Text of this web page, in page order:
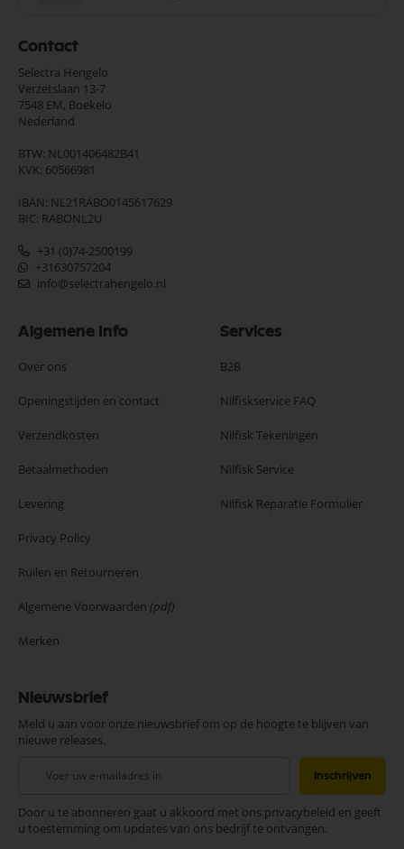
Contact
Selectra Hengelo
Verzetslaan 13-7
7548 EM, Boekelo
Nederland
BTW: NL001406482B41
KVK: 60566981
IBAN: NL21RABO0145617629
BIC: RABONL2U
+31 (0)74-2500199
+31630757204
info@selectrahengelo.nl
Algemene Info
Over ons
Openingstijden en contact
Verzendkosten
Betaalmethoden
Levering
Privacy Policy
Ruilen en Retourneren
Algemene Voorwaarden (pdf)
Merken
Services
B2B
Nilfiskservice FAQ
Nilfisk Tekeningen
Nilfisk Service
Nilfisk Reparatie Formulier
Nieuwsbrief
Meld u aan voor onze nieuwsbrief om op de hoogte te blijven van
nieuwe releases.
onze
nieuwsbrief
Inschrijven
Door u te abonneren gaat u akkoord met ons privacybeleid en geeft
u toestemming om updates van ons bedrijf te ontvangen.